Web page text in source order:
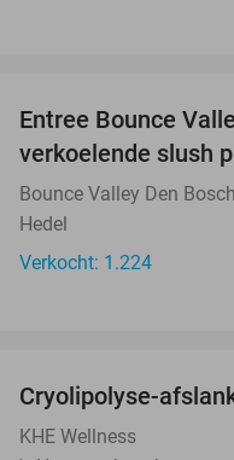
Entree Bounce
verkoelende slush
Bounce Valley Den Bosch
Hedel
Verkocht: 1.224
Cryolipolyse-
KHE Wellness